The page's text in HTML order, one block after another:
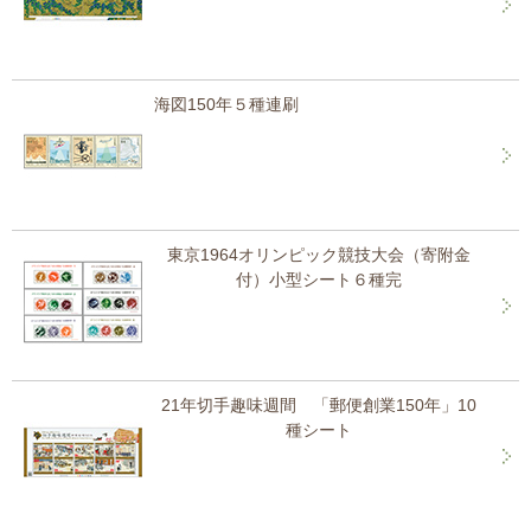
海図150年５種連刷
東京1964オリンピック競技大会（寄附金
付）小型シート６種完
21年切手趣味週間 「郵便創業150年」10
種シート